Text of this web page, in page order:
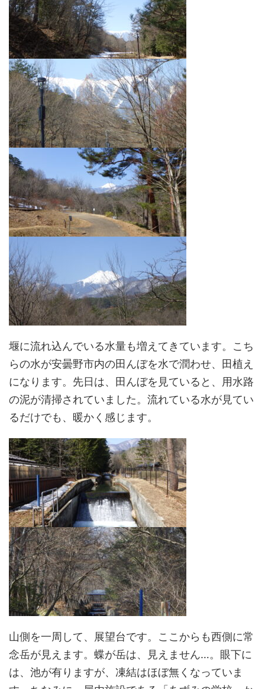
堰に流れ込んでいる水量も増えてきています。こち
らの水が安曇野市内の田んぼを水で潤わせ、田植え
になります。先日は、田んぼを見ていると、用水路
の泥が清掃されていました。流れている水が見てい
るだけでも、暖かく感じます。
山側を一周して、展望台です。ここからも西側に常
念岳が見えます。蝶が岳は、見えません…。眼下に
は、池が有りますが、凍結はほぼ無くなっていま